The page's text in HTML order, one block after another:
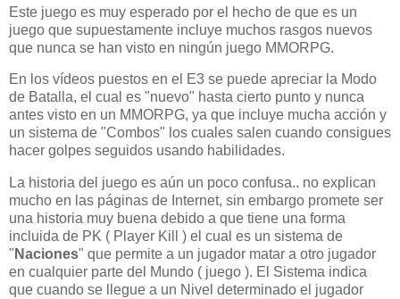
Este juego es muy esperado por el hecho de que es un
juego que supuestamente incluye muchos rasgos nuevos
que nunca se han visto en ningún juego MMORPG.
En los vídeos puestos en el E3 se puede apreciar la Modo
de Batalla, el cual es "nuevo" hasta cierto punto y nunca
antes visto en un MMORPG, ya que incluye mucha acción y
un sistema de "Combos" los cuales salen cuando consigues
hacer golpes seguidos usando habilidades.
La historia del juego es aún un poco confusa.. no explican
mucho en las páginas de Internet, sin embargo promete ser
una historia muy buena debido a que tiene una forma
incluida de PK ( Player Kill ) el cual es un sistema de
" Naciones" que permite a un jugador matar a otro jugador
en cualquier parte del Mundo ( juego ). El Sistema indica
que cuando se llegue a un Nivel determinado el jugador